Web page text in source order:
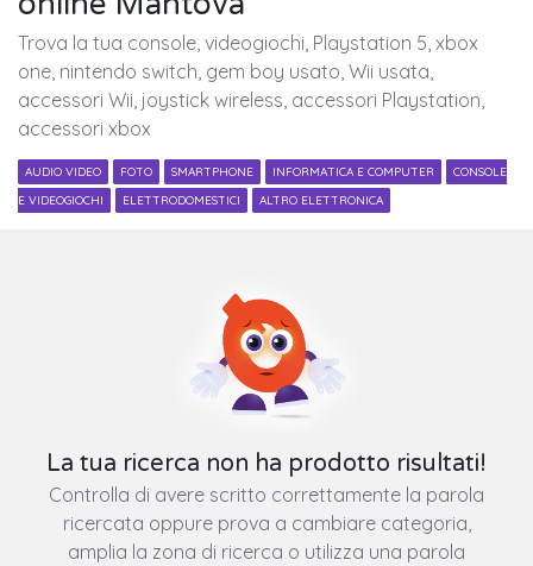
Cerca
Trova la tua console, videogiochi, Playstation 5, xbox
one, nintendo switch, gem boy usato, Wii usata,
accessori Wii, joystick wireless, accessori Playstation,
accessori xbox
AUDIO VIDEO FOTO SMARTPHONE INFORMATICA E COMPUTER
CONSOLE
E VIDEOGIOCHI
ELETTRODOMESTICI ALTRO ELETTRONICA
La tua ricerca non ha prodotto risultati!
Controlla di avere scritto correttamente la parola
ricercata oppure prova a cambiare categoria,
amplia la zona di ricerca o utilizza una parola